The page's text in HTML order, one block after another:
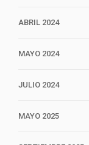
ABRIL 2024
MAYO 2024
JULIO 2024
MAYO 2025